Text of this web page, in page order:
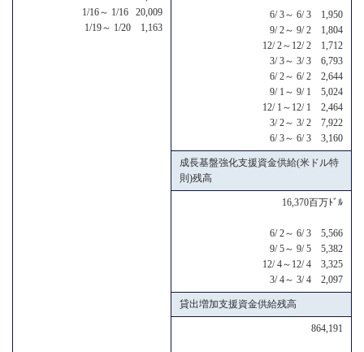
1/16～ 1/16 20,009
1/19～ 1/20 1,163
6/ 3～ 6/ 3 1,950
9/ 2～ 9/ 2 1,804
12/ 2～12/ 2 1,712
3/ 3～ 3/ 3 6,793
6/ 2～ 6/ 2 2,644
9/ 1～ 9/ 1 5,024
12/ 1～12/ 1 2,464
3/ 2～ 3/ 2 7,922
6/ 3～ 6/ 3 3,160
成長基盤強化支援資金供給(米ドル特
則)残高
16,370百万ﾄﾞﾙ
6/ 2～ 6/ 3 5,566
9/ 5～ 9/ 5 5,382
12/ 4～12/ 4 3,325
3/ 4～ 3/ 4 2,097
貸出増加支援資金供給残高
864,191